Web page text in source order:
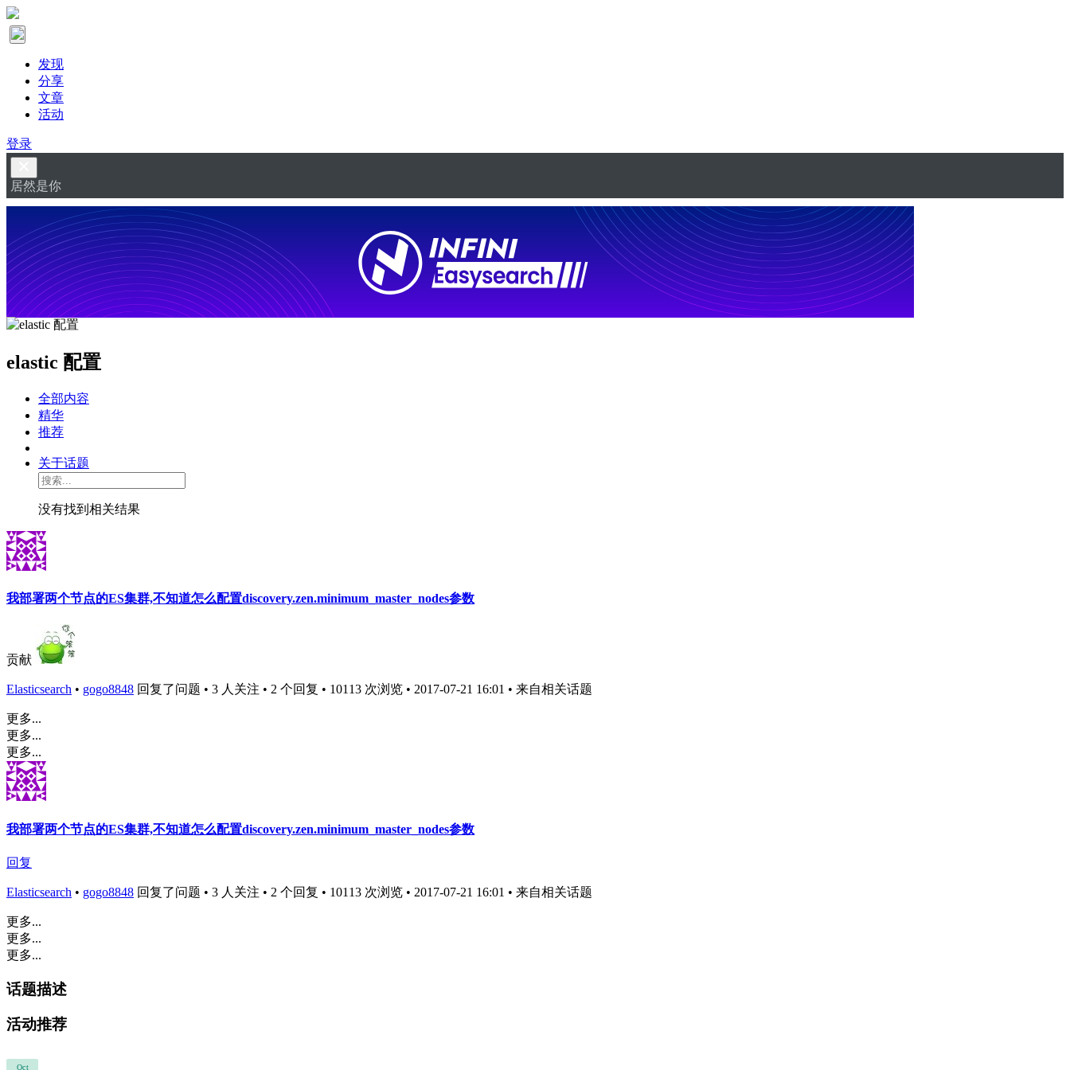
发现
分享
文章
活动
登录
居然是你
elastic 配置
全部内容
精华
推荐
关于话题
没有找到相关结果
我部署两个节点的ES集群,不知道怎么配置discovery.zen.minimum_master_nodes参数
贡献
Elasticsearch • gogo8848 回复了问题 • 3 人关注 • 2 个回复 • 10113 次浏览 • 2017-07-21 16:01 • 来自相关话题
更多...
更多...
更多...
我部署两个节点的ES集群,不知道怎么配置discovery.zen.minimum_master_nodes参数
回复
Elasticsearch • gogo8848 回复了问题 • 3 人关注 • 2 个回复 • 10113 次浏览 • 2017-07-21 16:01 • 来自相关话题
更多...
更多...
更多...
话题描述
活动推荐
Oct